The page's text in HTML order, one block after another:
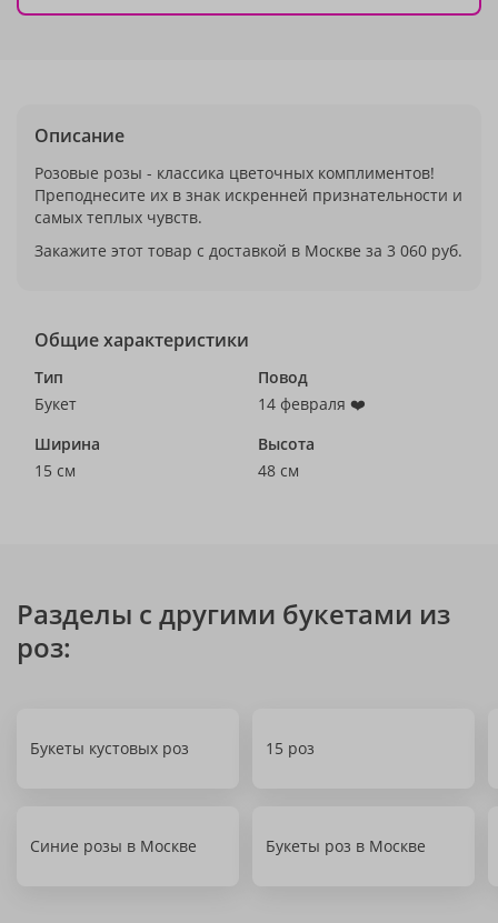
Описание
Розовые розы - классика цветочных комплиментов!
Преподнесите их в знак искренней признательности и
самых теплых чувств.
Закажите этот товар с доставкой в Москве за 3 060 руб.
Общие характеристики
Тип
Букет
Повод
14 февраля ❤️
Ширина
15 см
Высота
48 см
Разделы с другими букетами из
роз:
Букеты кустовых роз 15 роз
Синие розы в Москве Букеты роз в Москве